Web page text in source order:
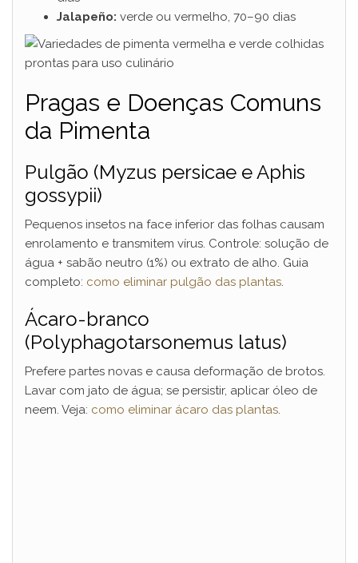
Jalapeño: verde ou vermelho, 70–90 dias
Pragas e Doenças Comuns
da Pimenta
Pulgão (Myzus persicae e Aphis
gossypii)
Pequenos insetos na face inferior das folhas causam
enrolamento e transmitem vírus. Controle: solução de
água + sabão neutro (1%) ou extrato de alho. Guia
completo: como eliminar pulgão das plantas.
Ácaro-branco
(Polyphagotarsonemus latus)
Prefere partes novas e causa deformação de brotos.
Lavar com jato de água; se persistir, aplicar óleo de
neem. Veja: como eliminar ácaro das plantas.